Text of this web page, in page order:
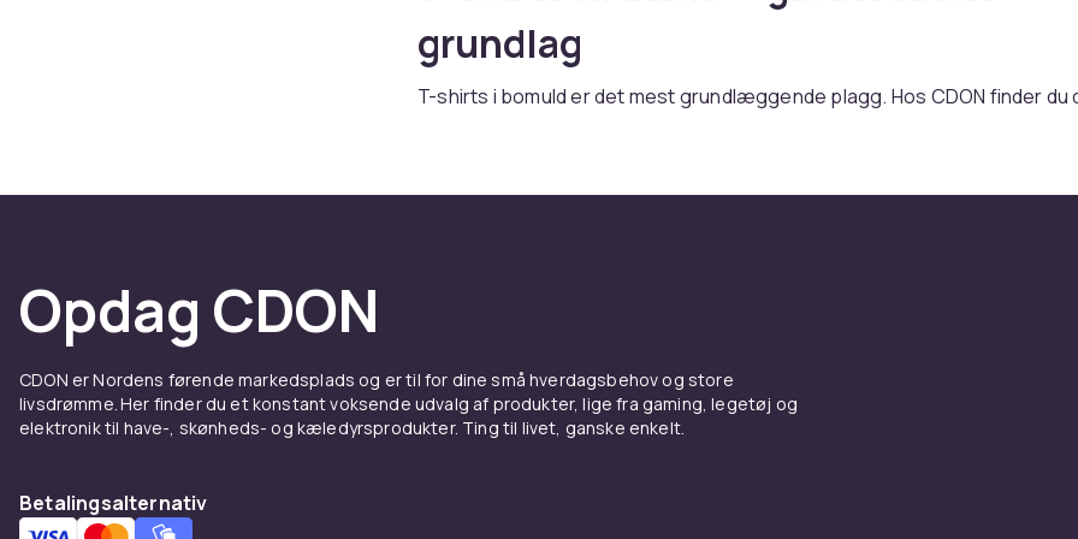
grundlag
T-shirts i bomuld er det mest grundlæggende plagg. Hos CDON finder du
Pasformer og stilarter
Bomuld giver blødhed og åndbarhed. Økologisk bomuld er bæredygtigt
Bomuld-elastan giver stretch.
Opdag CDON
CDON er Nordens førende markedsplads og er til for dine små hverdagsbehov og store
livsdrømme. Her finder du et konstant voksende udvalg af produkter, lige fra gaming, legetøj og
elektronik til have-, skønheds- og kæledyrsprodukter. Ting til livet, ganske enkelt.
Betalingsalternativ